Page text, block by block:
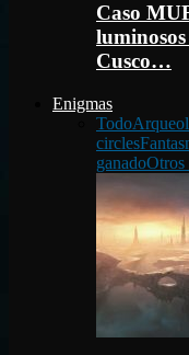
Caso
Cusco…
Enigmas
Todo
circles
ganadoOtros